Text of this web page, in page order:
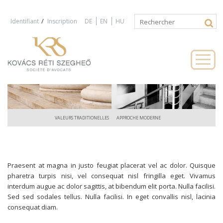
Identifiant / Inscription DE EN HU
Formulaire
Rechercher
VALEURS TRADITIONELLES APPROCHE MODERNE
Praesent at magna in justo feugiat placerat vel ac dolor. Quisque
pharetra turpis nisi, vel consequat nisl fringilla eget. Vivamus
interdum augue ac dolor sagittis, at bibendum elit porta. Nulla facilisi.
Sed sed sodales tellus. Nulla facilisi. In eget convallis nisl, lacinia
consequat diam.